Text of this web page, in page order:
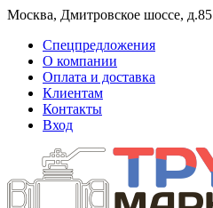
Москва, Дмитровское шоссе, д.85
Спецпредложения
О компании
Оплата и доставка
Клиентам
Контакты
Вход